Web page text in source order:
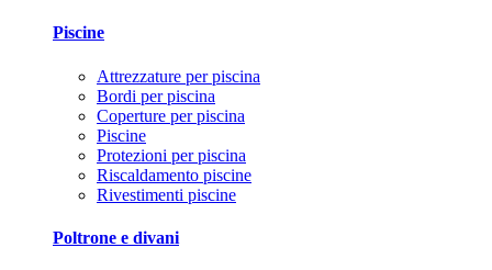
Piscine
Attrezzature per piscina
Bordi per piscina
Coperture per piscina
Piscine
Protezioni per piscina
Riscaldamento piscine
Rivestimenti piscine
Poltrone e divani